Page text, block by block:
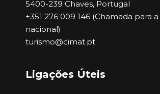
5400-239 Chaves, Portugal
+351 276 009 146 (Chamada para
nacional)
turismo@cimat.pt
Ligações Úteis